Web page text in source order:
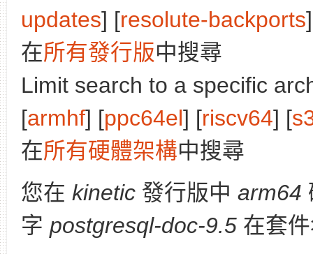
updates] [resolute-backports
在所有發行版中搜尋
Limit search to a specific
[armhf] [ppc64el] [riscv64] [
在所有硬體架構中搜尋
您在 kinetic 發行版中 arm64
字 postgresql-doc-9.5 在套